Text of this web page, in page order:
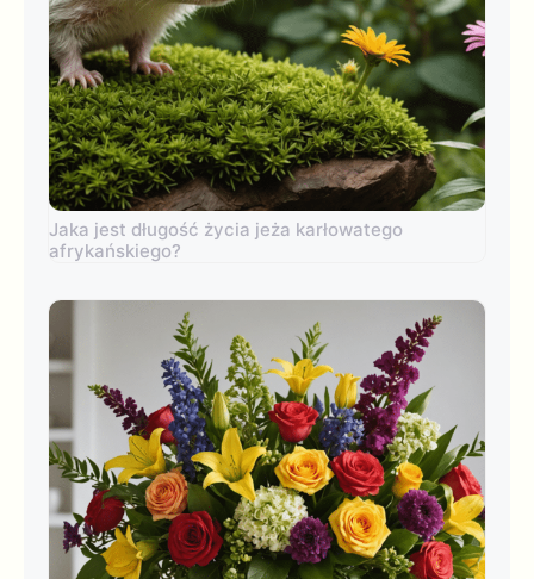
Jaka jest długość życia jeża karłowatego
afrykańskiego?